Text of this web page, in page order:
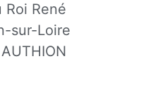
Roi René
sur-Loire